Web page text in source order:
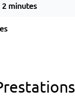
2 minutes